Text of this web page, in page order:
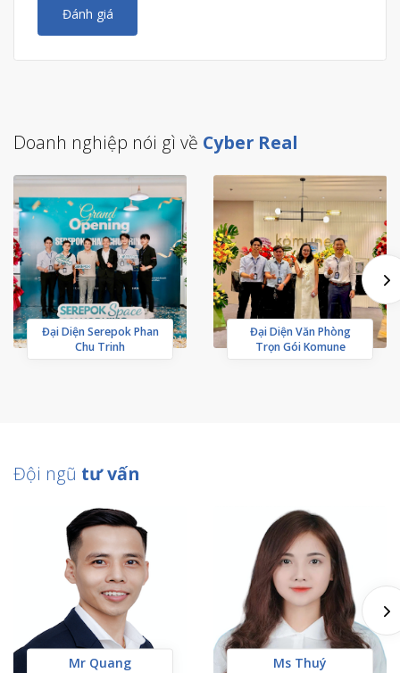
Đánh giá
Doanh nghiệp nói gì về Cyber Real
Đại Diện Serepok Phan
Chu Trinh
Đại Diện Văn Phòng
Trọn Gói Komune
Đội ngũ tư vấn
Mr Quang Ms Thuý